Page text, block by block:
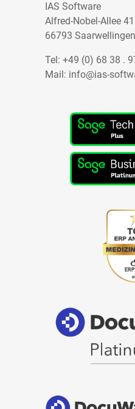
IAS Software
Alfred-Nobel-Allee 41
66793 Saarwellingen
Tel: +49 (0) 68 38 .
Mail: info@ias-